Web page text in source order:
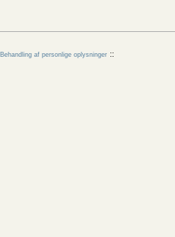
Behandling af personlige oplysninger